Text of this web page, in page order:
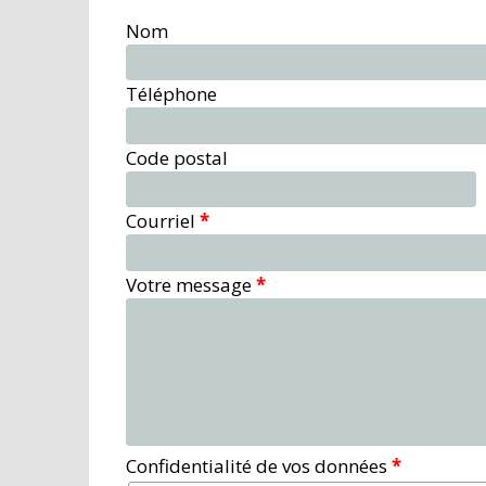
Nom
Téléphone
Code postal
Courriel *
Votre message*
Confidentialité de vos données *